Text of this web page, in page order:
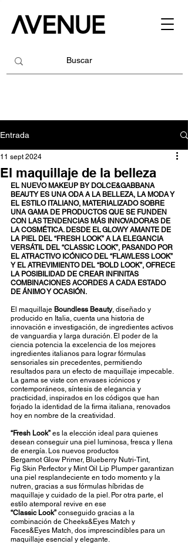
Entrada
El maquillaje de la belleza
11 sept 2024
EL NUEVO MAKEUP BY DOLCE&GABBANA
BEAUTY ES UNA ODA A LA BELLEZA, LA MODA Y
EL ESTILO ITALIANO, MATERIALIZADO SOBRE
UNA GAMA DE PRODUCTOS QUE SE FUNDEN
CON LAS TENDENCIAS MÁS INNOVADORAS DE
LA COSMÉTICA. DESDE EL GLOW Y AMANTE DE
LA PIEL DEL “FRESH LOOK” A LA ELEGANCIA
VERSÁTIL DEL “CLASSIC LOOK”, PASANDO POR
EL ATRACTIVO ICÓNICO DEL “FLAWLESS LOOK”
Y EL ATREVIMIENTO DEL “BOLD LOOK”, OFRECE
LA POSIBILIDAD DE CREAR INFINITAS
COMBINACIONES ACORDES A CADA ESTADO
DE ÁNIMO Y OCASIÓN.
El maquillaje Boundless Beauty, diseñado y
producido en Italia, cuenta una historia de
innovación e investigación, de ingredientes activos
de vanguardia y larga duración. El poder de la
ciencia potencia la excelencia de los mejores
ingredientes italianos para lograr fórmulas
sensoriales sin precedentes, permitiendo
resultados para un efecto de maquillaje impecable.
La gama se viste con envases icónicos y
contemporáneos, síntesis de elegancia y
practicidad, inspirados en los códigos que han
forjado la identidad de la firma italiana, renovados
hoy en nombre de la creatividad.
“Fresh Look” es la elección ideal para quienes
desean conseguir una piel luminosa, fresca y llena
de energía. Los nuevos productos
Bergamot Glow Primer, Blueberry Nutri-Tint,
Fig Skin Perfector y Mint Oil Lip Plumper garantizan
una piel resplandeciente en todo momento y la
nutren, gracias a sus fórmulas híbridas de
maquillaje y cuidado de la piel. Por otra parte, el
estilo atemporal revive en ese
“Classic Look” conseguido gracias a la
combinación de Cheeks&Eyes Match y
Faces&Eyes Match, dos imprescindibles para un
maquillaje esencial y elegante.